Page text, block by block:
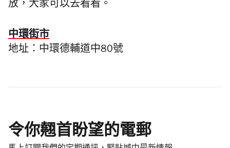
放，大家可以去看看。
中環街市
地址：中環德輔道中80號
令你翹首盼望的電郵